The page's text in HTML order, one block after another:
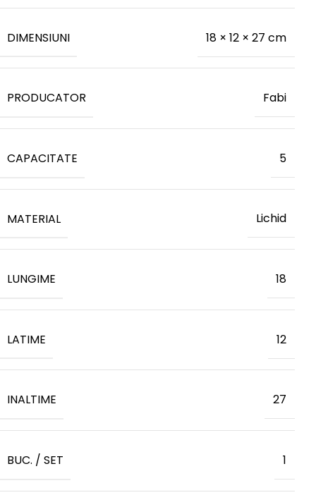
DIMENSIUNI 18 × 12 × 27 cm
PRODUCATOR Fabi
CAPACITATE 5
MATERIAL Lichid
LUNGIME 18
LATIME 12
INALTIME 27
BUC. / SET 1